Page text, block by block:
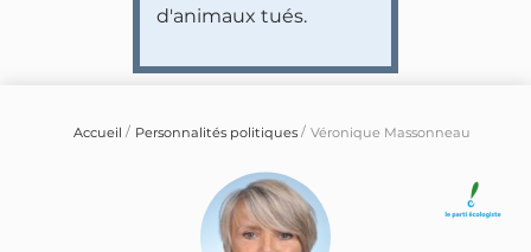
d'animaux tués.
Accueil Personnalités politiques Véronique Massonneau